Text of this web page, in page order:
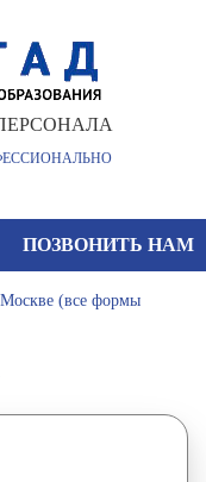
ПОЗВОНИТЬ НАМ
(все формы